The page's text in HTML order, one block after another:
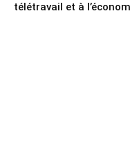
télétravail et à